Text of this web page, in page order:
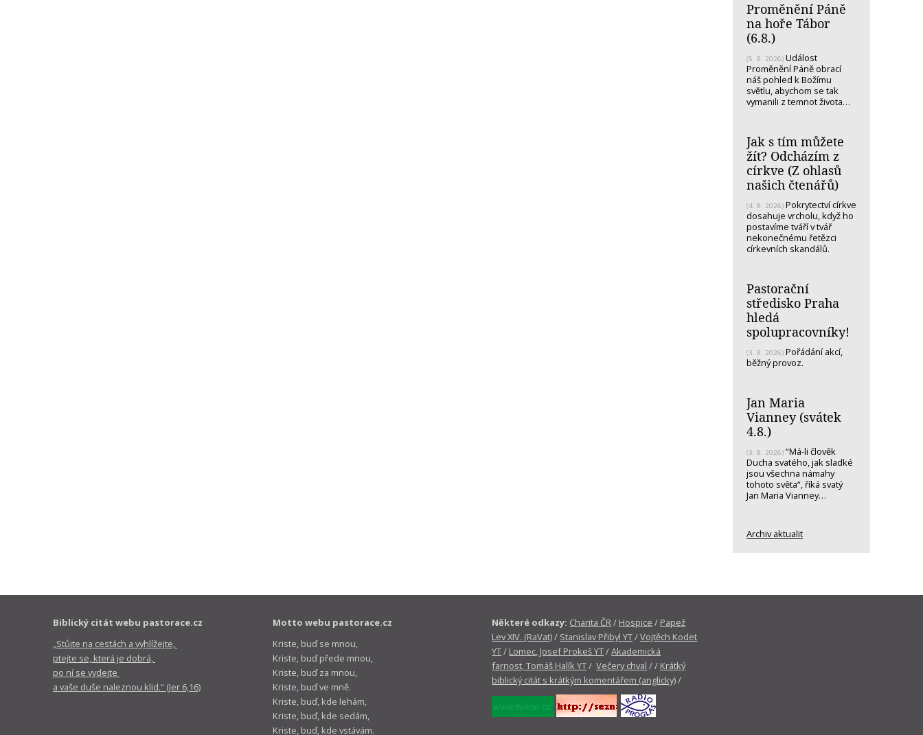
Proměnění Páně
na hoře Tábor
(6.8.)
(5. 8. 2026) Událost
Proměnění Páně obrací
náš pohled k Božímu
světlu, abychom se tak
vymanili z temnot života…
Jak s tím můžete
žít? Odcházím z
církve (Z ohlasů
našich čtenářů)
(4. 8. 2026) Pokrytectví církve
dosahuje vrcholu, když ho
postavíme tváří v tvář
nekonečnému řetězci
církevních skandálů.
Pastorační
středisko Praha
hledá
spolupracovníky!
(3. 8. 2026) Pořádání akcí,
běžný provoz.
Jan Maria
Vianney (svátek
4.8.)
(3. 8. 2026) “Má-li člověk
Ducha svatého, jak sladké
jsou všechna námahy
tohoto světa“, říká svatý
Jan Maria Vianney…
Archiv aktualit
Biblický citát webu pastorace.cz
„Stůjte na cestách a vyhlížejte,
ptejte se, která je dobrá,
po ní se vydejte
a vaše duše naleznou klid.“ (Jer 6,16)
Motto webu pastorace.cz
Kriste, buď se mnou,
Kriste, buď přede mnou,
Kriste, buď za mnou,
Kriste, buď ve mně.
Kriste, buď, kde lehám,
Kriste, buď, kde sedám,
Kriste, buď, kde vstávám.
Některé odkazy: Charita ČR/ Hospice / Papež
Lev XIV. (RaVat)/ Stanislav Přibyl YT/Vojtěch Kodet
YT/ Lomec, Josef Prokeš YT/Akademická
farnost, Tomáš Halík YT/Večery chval / / Krátký
biblický citát s krátkým komentářem (anglicky)/